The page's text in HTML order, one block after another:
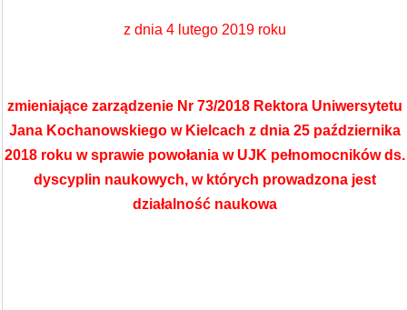
z dnia 4 lutego 2019 roku
zmieniające zarządzenie Nr 73/2018 Rektora Uniwersytetu
Jana Kochanowskiego w Kielcach z dnia 25 października
2018 roku w sprawie powołania w UJK pełnomocników ds.
dyscyplin naukowych, w których prowadzona jest
działalność naukowa